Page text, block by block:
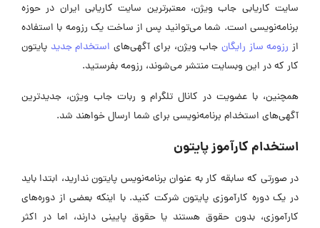
سایت کاریابی جاب ویژن، معتبرترین سایت کاریابی ایران در حوزه
برنامه‌نویسی است. شما می‌توانید پس از ساخت یک رزومه با استفاده
از رزومه ساز رایگان جاب ویژن، برای آگهی‌های استخدام جدید پایتون
کار که در این وبسایت منتشر می‌شوند، رزومه بفرستید.
همچنین، با عضویت در کانال تلگرام و ربات جاب ویژن، جدیدترین
آگهی‌های استخدام برنامه‌نویسی برای شما ارسال خواهند شد.
استخدام کارآموز پایتون
در صورتی که سابقه کار به عنوان برنامه‌نویس پایتون ندارید، ابتدا باید
در یک دوره کارآموزی پایتون شرکت کنید. با اینکه بعضی از دوره‌های
کارآموزی، بدون حقوق هستند یا حقوق پایینی دارند، اما در اکثر